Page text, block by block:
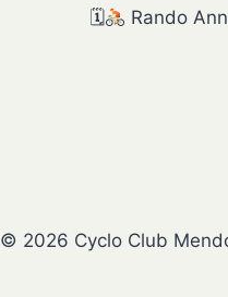
🗓 Rando
© 2026 Cyclo Club